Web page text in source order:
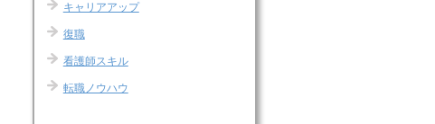
キャリアアップ
復職
看護師スキル
転職ノウハウ